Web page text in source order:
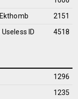
Ekthomb
2151
Useless ID 4518
1296
1235